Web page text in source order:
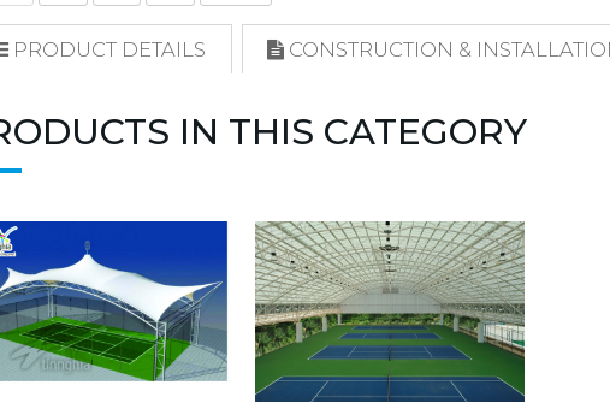
PRODUCT DETAILS CONSTRUCTION &
IN THIS CATEGORY